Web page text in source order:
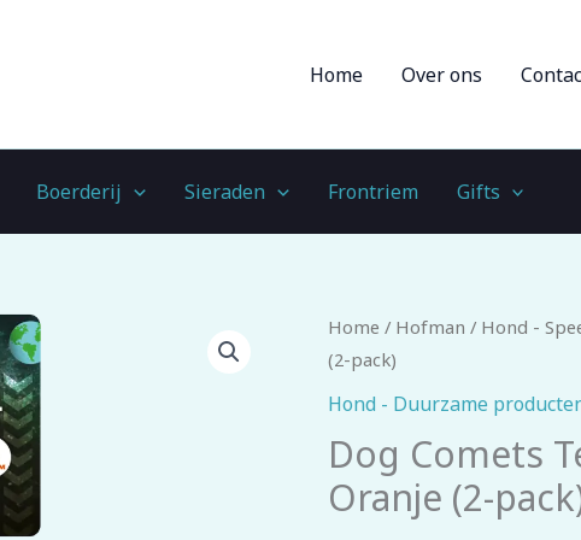
Home Over ons
Boerderij Sieraden Frontriem Gifts
Home / Hofman / Hond -
(2-pack)
Hond - Duurzame
Dog Comets
Oranje (2-
Dog
Comets
Tennisbal
Oranje